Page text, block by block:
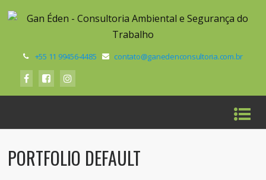
+55 11 99456-4485 contato@ganedenconsultoria.com.br
PORTFOLIO DEFAULT